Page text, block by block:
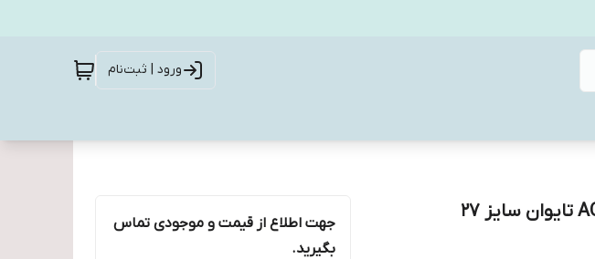
ورود | ثبت‌نام
جهت اطلاع از قیمت و موجودی تماس
بگیرید.